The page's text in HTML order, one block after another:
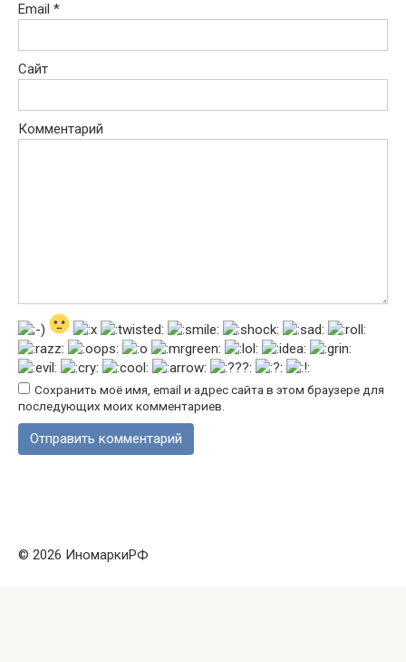
Email *
Сайт
Комментарий
Сохранить моё имя, email и адрес сайта в этом браузере для
последующих моих комментариев.
© 2026 ИномаркиРФ